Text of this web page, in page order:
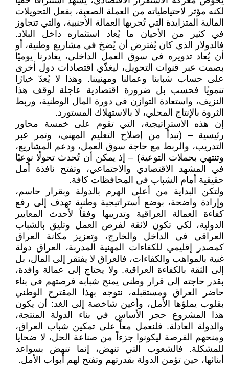
لكنه مؤثر لاحتياطياته من العملة الصعبة، بفعل التحويلات
المالية المتزايدة التي تُجريها العمالة الأجنبية، والتي تتجاوز
في كثير من الأحيان ما يُعاد استثماره داخل البلاد.
فالدولار الذي كان يُفترض أن يُضخ في مشاريع وطنية، أو
أن يُعاد تدويره في سوق العمل الداخلي، يغادرنا يوميًا
بصمت عبر قنوات التحويل، ليغذّي اقتصادات دول أخرى
على حساب شبابنا وعمالنا ومهنيينا. وهذا لا يُعدّ خيارًا
تنمويًا فحسب بل ضرورة اقتصادية عاجلة لوقف هذا
النزيف، واستعادة التوازن في دورة المال الوطنية، وربط
الثروة بالإنتاج المحلي، لا بالاستهلاك المستورد.
إن هذه الاستراتيجية، التي تقوم على خمسة محاور
رئيسية – (تبدأ من إصلاح التعليم المهني، وتمر عبر
التدريب، والربط مع حاجة سوق العمل، ودعم المشاريع،
وتنتهي بحملات التوعية) – إذ يمكن أن تُحدث تحولًا نوعيًا
في المشهد الاقتصادي والاجتماعي، وتفتح نافذة أمل
حقيقية أمام الشباب في المحافظات كافة.
ولتكن البداية من أعلى الهرم بالدولة وبقرار حاسم،
وإرادة واضحة، بوضع أستراتيجية وطنية تهدف إلى رفع
كفاءة العمالة العراقية وتدريبها وفقاً لأحدث المعايير
الدولية، لكي تكون لائقة لفرص العمل وتليق بالشباب
العراقي في الداخل والخارج، وتعزيز مكانة العراق
كمصدر إقليمي للكفاءات المهنية المدربة، العراق دولة
غنية بالمواهب والكفاءات، فالعراق لا يفتقر إلى المال، بل
إلى الثقة بالكفاءة العراقية. ولا يحتاج إلى عمالة وافدة،
بقدر حاجته إلى قرار وطني يمنح شبابه فرصتهم في بناء
حاضر العراق ومستقبله، نتوجه بهذا المقترح الوطني
بقلوب يملؤها الأمل، وأعين شاخصة إلى الغد: أن يكون
هذا المشروع حجر الأساس في بناء الدولة المنتجة،
والدولة العادلة. فلنعمل معاً على تمكين شباب العراق،
ومنحهم الفرصة ليكونوا جزءاً من صناعة الحل، لا ضحايا
للمشكلة. فالشعوب التي تنهض، إنما تنهض بسواعد
أبنائها، حين تؤمن الدولة بقدرتهم وتفتح لهم أبواب الأمل.